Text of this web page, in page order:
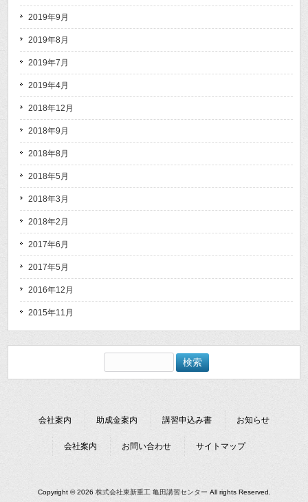
2019年9月
2019年8月
2019年7月
2019年4月
2018年12月
2018年9月
2018年8月
2018年5月
2018年3月
2018年2月
2017年6月
2017年5月
2016年12月
2015年11月
索:
会社案内 助成金案内 講習申込み書 お知らせ
会社案内 お問い合わせ サイトマップ
Copyright © 2026 株式会社東新重工 亀田講習センター All rights Reserved.